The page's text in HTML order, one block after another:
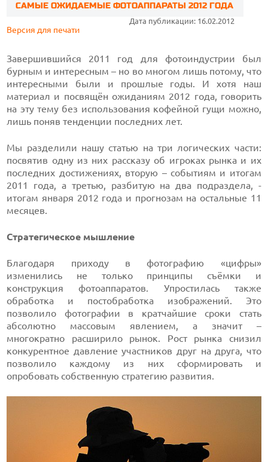
САМЫЕ ОЖИДАЕМЫЕ ФОТОАППАРАТЫ 2012 ГОДА
Дата публикации: 16.02.2012
Версия для печати
Завершившийся 2011 год для фотоиндустрии был
бурным и интересным – но во многом лишь потому, что
интересными были и прошлые годы. И хотя наш
материал и посвящён ожиданиям 2012 года, говорить
на эту тему без использования кофейной гущи можно,
лишь поняв тенденции последних лет.
Мы разделили нашу статью на три логических части:
посвятив одну из них рассказу об игроках рынка и их
последних достижениях, вторую – событиям и итогам
2011 года, а третью, разбитую на два подраздела, -
итогам января 2012 года и прогнозам на остальные 11
месяцев.
Стратегическое мышление
Благодаря приходу в фотографию «цифры»
изменились не только принципы съёмки и
конструкция фотоаппаратов. Упростилась также
обработка и постобработка изображений. Это
позволило фотографии в кратчайшие сроки стать
абсолютно массовым явлением, а значит –
многократно расширило рынок. Рост рынка снизил
конкурентное давление участников друг на друга, что
позволило каждому из них сформировать и
опробовать собственную стратегию развития.